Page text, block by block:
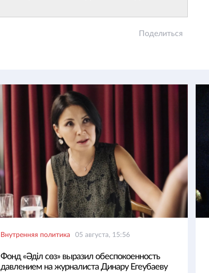
Поделиться
Внутренняя политика 05 августа, 15:56
Фонд «Әділ сөз» выразил обеспокоенность
давлением на журналиста Динару Егеубаеву